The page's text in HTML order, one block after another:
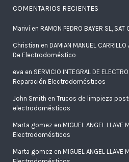
COMENTARIOS RECIENTES
Marivíen RAMON PEDRO BAYER SL,
Christian en DAMIAN MANUEL
De Electrodoméstico
eva en SERVICIO INTEGRAL DE
Reparación Electrodomésticos
John Smith en Trucos de limpieza
electrodomésticos
Marta gomez en MIGUEL ANGEL LLAVE
Electrodomésticos
Marta gomez en MIGUEL ANGEL LLAVE